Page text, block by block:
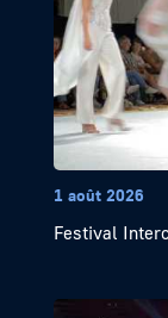
1 août 2026
Festival